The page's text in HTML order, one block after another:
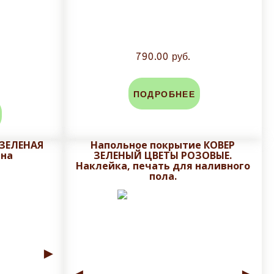
Доставка от 4-14 дней, в зависимости от
избежании сколов и трещин глазуровочного
790.00 руб.
ПОДРОБНЕЕ
►
Напольное покрытие КОВЕР
ЗЕЛЕНЫЙ ЦВЕТЫ РОЗОВЫЕ.
Наклейка, печать для наливного
пола.